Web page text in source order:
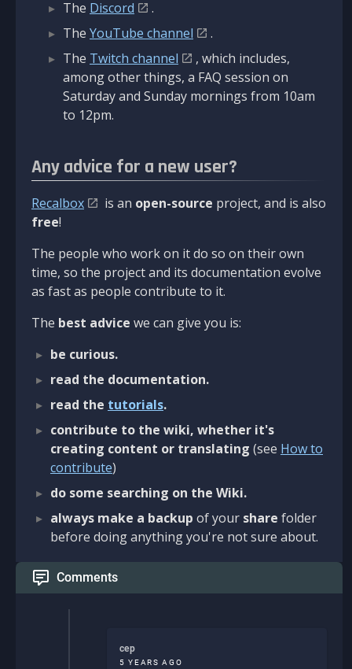
The Discord
.
The YouTube channel
.
The Twitch channel
, which includes,
among other things, a FAQ session on
Saturday and Sunday mornings from 10am
to 12pm.
Any advice for a new user?
Recalbox is an open-source project, and is also
free!
The people who work on it do so on their own
time, so the project and its documentation evolve
as fast as people contribute to it.
The best advice we can give you is:
be curious.
read the documentation.
read the tutorials.
contribute to the wiki, whether it's
creating content or translating (see How to
contribute)
do some searching on the Wiki.
always make a backup of your share folder
before doing anything you're not sure about.
Comments
cep
5 YEARS AGO